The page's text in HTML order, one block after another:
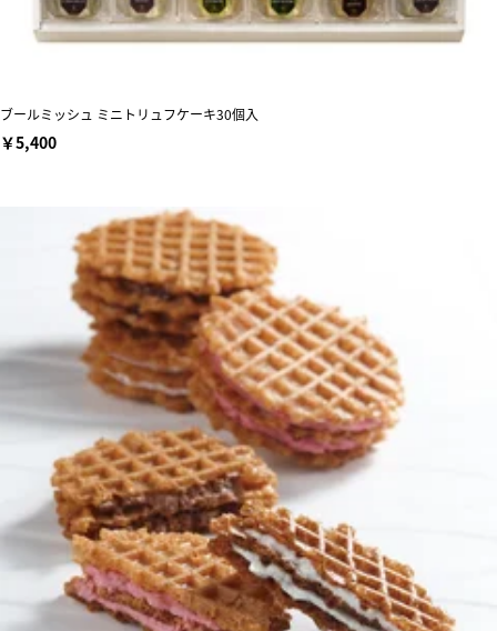
ブールミッシュ ミニトリュフケーキ30個入
￥5,400